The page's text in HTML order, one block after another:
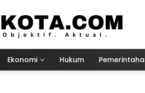
Ekonomi Hukum